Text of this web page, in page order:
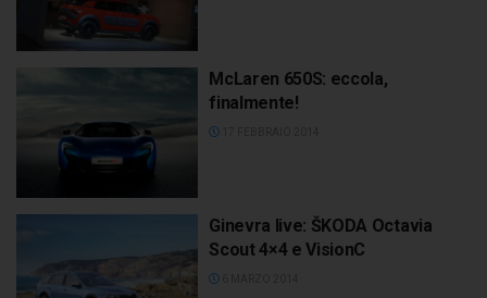
McLaren 650S: eccola,
finalmente!
Ginevra live: ŠKODA Octavia
Scout 4×4 e VisionC